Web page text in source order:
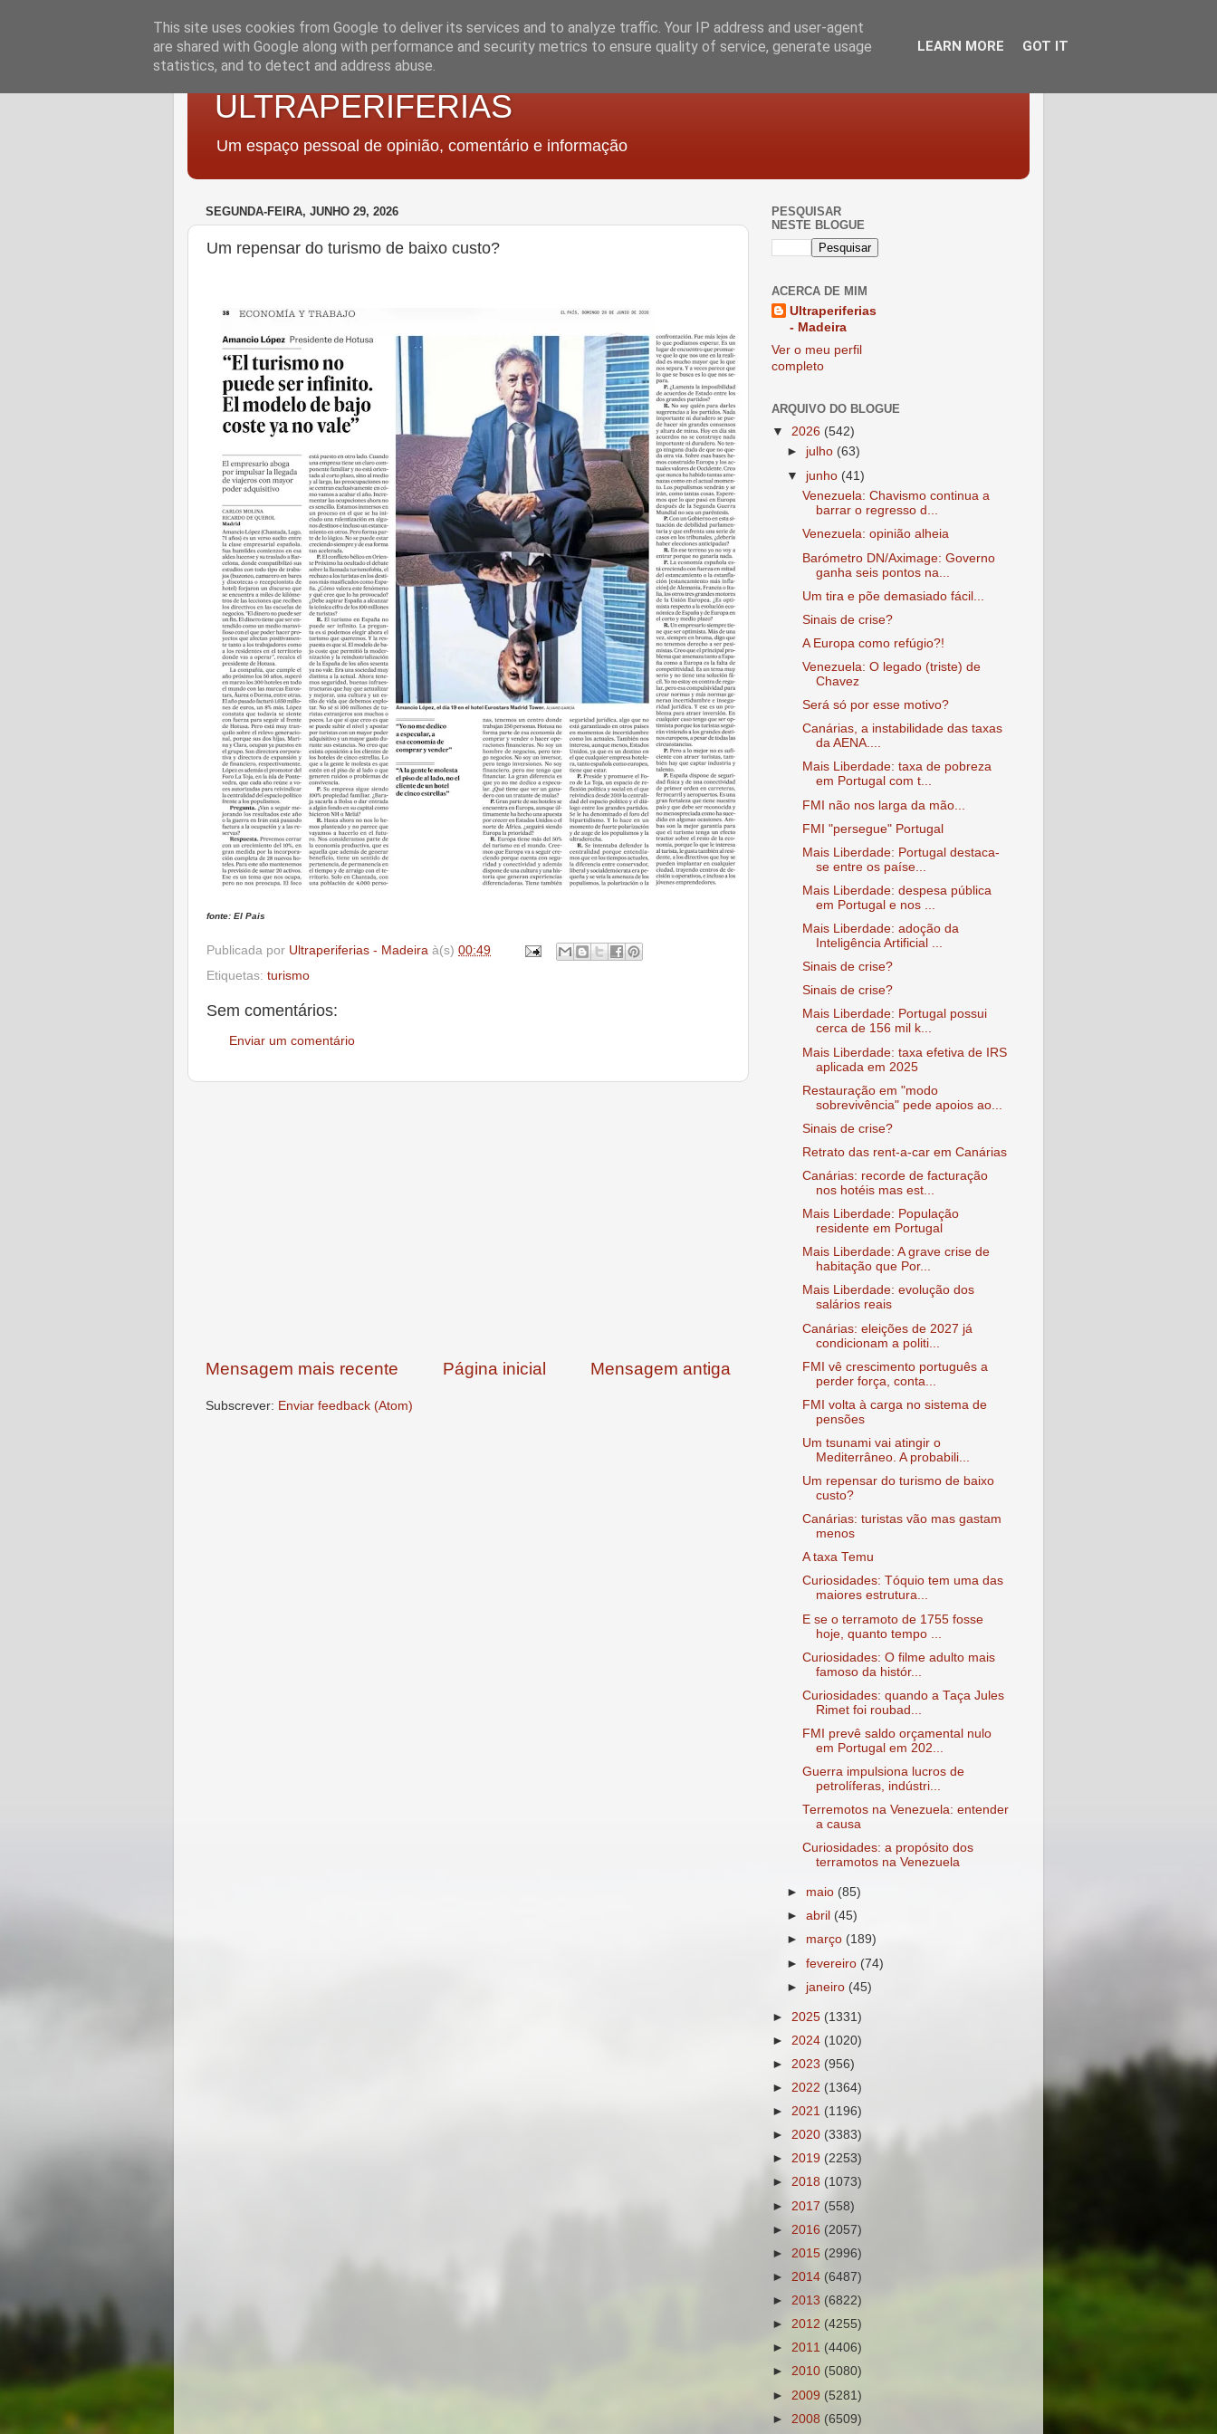
ULTRAPERIFERIAS
Um espaço pessoal de opinião, comentário e informação
SEGUNDA-FEIRA, JUNHO 29, 2026
Um repensar do turismo de baixo custo?
fonte: El Pais
Publicada por Ultraperiferias - Madeira à(s) 00:49
Etiquetas: turismo
Sem comentários:
Enviar um comentário
Mensagem mais recente Mensagem antiga
Página inicial
Subscrever: Enviar feedback (Atom)
PESQUISAR
NESTE BLOGUE
ACERCA DE MIM
Ultraperiferias
- Madeira
Ver o meu perfil
completo
ARQUIVO DO BLOGUE
▼ 2026 (542)
► julho (63)
▼ junho (41)
Venezuela: Chavismo continua a
barrar o regresso d...
Venezuela: opinião alheia
Barómetro DN/Aximage: Governo
ganha seis pontos na...
Um tira e põe demasiado fácil...
Sinais de crise?
A Europa como refúgio?!
Venezuela: O legado (triste) de
Chavez
Será só por esse motivo?
Canárias, a instabilidade das taxas
da AENA....
Mais Liberdade: taxa de pobreza
em Portugal com t...
FMI não nos larga da mão...
FMI "persegue" Portugal
Mais Liberdade: Portugal destaca-
se entre os paíse...
Mais Liberdade: despesa pública
em Portugal e nos ...
Mais Liberdade: adoção da
Inteligência Artificial ...
Sinais de crise?
Sinais de crise?
Mais Liberdade: Portugal possui
cerca de 156 mil k...
Mais Liberdade: taxa efetiva de IRS
aplicada em 2025
Restauração em "modo
sobrevivência" pede apoios ao...
Sinais de crise?
Retrato das rent-a-car em Canárias
Canárias: recorde de facturação
nos hotéis mas est...
Mais Liberdade: População
residente em Portugal
Mais Liberdade: A grave crise de
habitação que Por...
Mais Liberdade: evolução dos
salários reais
Canárias: eleições de 2027 já
condicionam a politi...
FMI vê crescimento português a
perder força, conta...
FMI volta à carga no sistema de
pensões
Um tsunami vai atingir o
Mediterrâneo. A probabili...
Um repensar do turismo de baixo
custo?
Canárias: turistas vão mas gastam
menos
A taxa Temu
Curiosidades: Tóquio tem uma das
maiores estrutura...
E se o terramoto de 1755 fosse
hoje, quanto tempo ...
Curiosidades: O filme adulto mais
famoso da histór...
Curiosidades: quando a Taça Jules
Rimet foi roubad...
FMI prevê saldo orçamental nulo
em Portugal em 202...
Guerra impulsiona lucros de
petrolíferas, indústri...
Terremotos na Venezuela: entender
a causa
Curiosidades: a propósito dos
terramotos na Venezuela
► maio (85)
►abril (45)
► março (189)
►fevereiro (74)
► janeiro (45)
► 2025 (1331)
► 2024 (1020)
► 2023 (956)
► 2022 (1364)
► 2021 (1196)
► 2020 (3383)
► 2019 (2253)
► 2018 (1073)
► 2017 (558)
► 2016 (2057)
► 2015 (2996)
► 2014 (6487)
► 2013 (6822)
► 2012 (4255)
► 2011 (4406)
► 2010 (5080)
► 2009 (5281)
► 2008 (6509)
This site uses cookies from Google to deliver its services and to analyze traffic. Your IP address and user-agent
are shared with Google along with performance and security metrics to ensure quality of service, generate usage
statistics, and to detect and address abuse.
LEARN MORE GOT IT